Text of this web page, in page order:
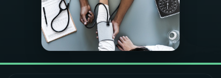
PROGRAMAS
PODCASTS